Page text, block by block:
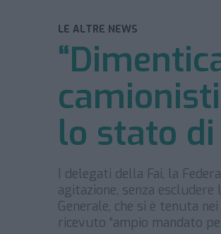
LE ALTRE NEWS
lo stato
I delegati della Fai, la
agitazione, senza
Generale, che si è tenuta
ricevuto “ampio mandato